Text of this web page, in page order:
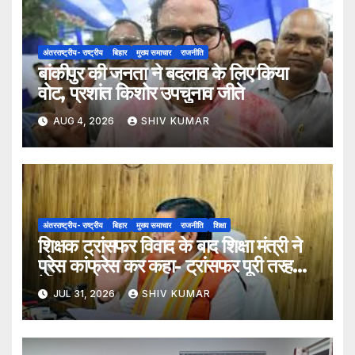
अंतरराष्ट्रीय- राष्ट्रीय बिहार मुख्य समाचार राजनीति
बांकीपुर की जनता ने बदलाव के लिए किया
वोट, प्रशांत किशोर उपचुनाव जीते
AUG 4, 2026 SHIV KUMAR
अंतरराष्ट्रीय- राष्ट्रीय बिहार मुख्य समाचार राजनीति शिक्षा
शिक्षक ट्रांसफर विवाद के बाद शिक्षा मंत्री ने
प्रेस कांफ्रेस कर कहा- ट्रांसफर पूरी तरह
ऐच्छिक
JUL 31, 2026 SHIV KUMAR